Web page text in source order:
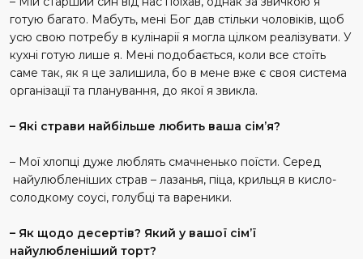
готую багато. Мабуть, мені Бог дав стільки чоловіків, щоб
усю свою потребу в кулінарії я могла цілком реалізувати. У
кухні готую лише я. Мені подобається, коли все стоїть
саме так, як я це залишила, бо в мене вже є своя система
організації та планування, до якої я звикла.
– Які страви найбільше любить ваша сім’я?
– Мої хлопці дуже люблять смачненько поїсти. Серед
найулюбленіших страв – лазанья, піца, крильця в кисло-
солодкому соусі, голубці та вареники.
– Як щодо десертів? Який у вашої сім’ї
найулюбленіший торт?